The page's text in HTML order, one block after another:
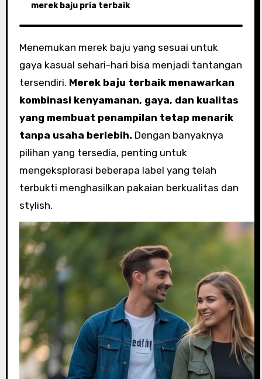
merek baju pria terbaik
Menemukan merek baju yang sesuai untuk
gaya kasual sehari-hari bisa menjadi tantangan
tersendiri. Merek baju terbaik menawarkan
kombinasi kenyamanan, gaya, dan kualitas
yang membuat penampilan tetap menarik
tanpa usaha berlebih. Dengan banyaknya
pilihan yang tersedia, penting untuk
mengeksplorasi beberapa label yang telah
terbukti menghasilkan pakaian berkualitas dan
stylish.